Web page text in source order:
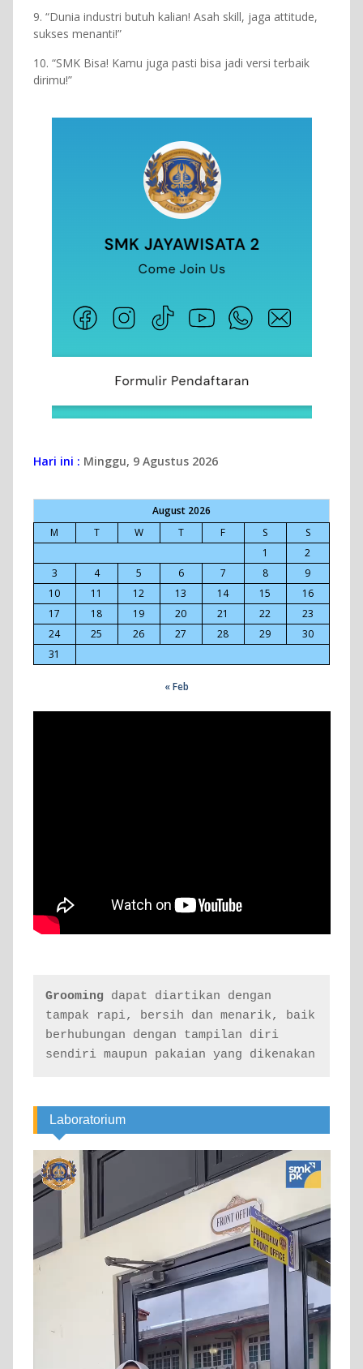
9. “Dunia industri butuh kalian! Asah skill, jaga attitude,
sukses menanti!”
10. “SMK Bisa! Kamu juga pasti bisa jadi versi terbaik
dirimu!”
Hari ini : Minggu, 9 Agustus 2026
August 2026
M
T W T F S
S
1
2
3
4 5 6 7 8
9
10
11 12 13 14 15
16
17
18 19 20 21 22
23
24
25 26 27 28 29
30
31
« Feb
Grooming dapat diartikan dengan
tampak rapi, bersih dan menarik, baik
berhubungan dengan tampilan diri
sendiri maupun pakaian yang dikenakan
Laboratorium
Video
Player